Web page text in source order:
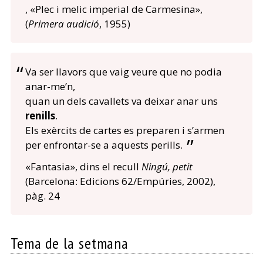
, «Plec i melic imperial de Carmesina»,
(Primera audició, 1955)
Va ser llavors que vaig veure que no podia
anar-me’n,
quan un dels cavallets va deixar anar uns
renills.
Els exèrcits de cartes es preparen i s’armen
per enfrontar-se a aquests perills.
«Fantasia», dins el recull Ningú, petit
(Barcelona: Edicions 62/Empúries, 2002),
pàg. 24
Tema de la setmana